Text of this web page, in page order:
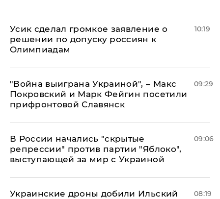
Усик сделал громкое заявление о
решении по допуску россиян к
Олимпиадам
10:19
"Война выиграна Украиной", – Макс
Покровский и Марк Фейгин посетили
прифронтовой Славянск
09:29
В России начались "скрытые
репрессии" против партии "Яблоко",
выступающей за мир с Украиной
09:06
Украинские дроны добили Ильский
08:19